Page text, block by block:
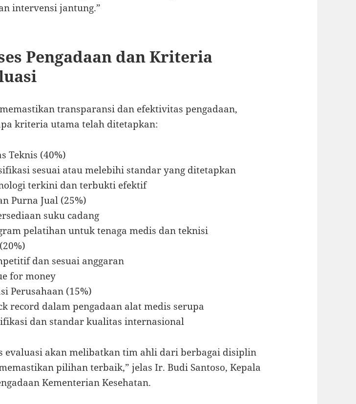
intervensi jantung.”
Pengadaan dan Kriteria
transparansi dan efektivitas pengadaan,
kriteria utama telah ditetapkan:
Teknis (40%)
sesuai atau melebihi standar yang ditetapkan
terkini dan terbukti efektif
Purna Jual (25%)
suku cadang
pelatihan untuk tenaga medis dan teknisi
dan sesuai anggaran
for money
Perusahaan (15%)
record dalam pengadaan alat medis serupa
dan standar kualitas internasional
evaluasi akan melibatkan tim ahli dari berbagai disiplin
pilihan terbaik,” jelas Ir. Budi Santoso, Kepala
Kementerian Kesehatan.